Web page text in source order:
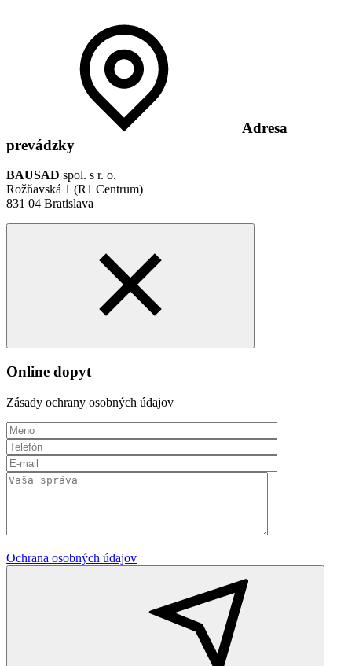
Adresa
prevádzky
BAUSAD spol. s r. o.
Rožňavská 1 (R1 Centrum)
831 04 Bratislava
Online dopyt
Zásady ochrany osobných údajov
Ochrana osobných údajov